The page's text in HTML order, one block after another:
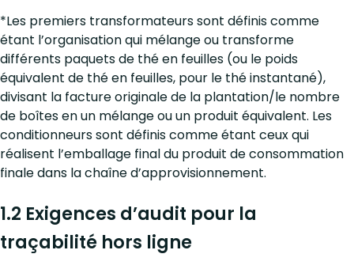
*Les premiers transformateurs sont définis comme
étant l’organisation qui mélange ou transforme
différents paquets de thé en feuilles (ou le poids
équivalent de thé en feuilles, pour le thé instantané),
divisant la facture originale de la plantation/le nombre
de boîtes en un mélange ou un produit équivalent. Les
conditionneurs sont définis comme étant ceux qui
réalisent l’emballage final du produit de consommation
finale dans la chaîne d’approvisionnement.
1.2 Exigences d’audit pour la
traçabilité hors ligne